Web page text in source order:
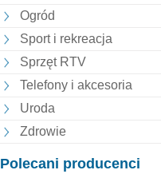
Ogród
Sport i rekreacja
Sprzęt RTV
Telefony i akcesoria
Uroda
Zdrowie
Polecani producenci